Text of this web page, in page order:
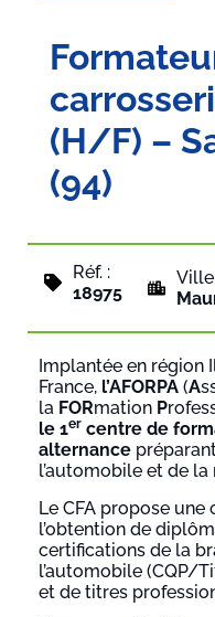
(H/F) –
(94)
Réf. :
18975
Ville
Implantée en région
France, l’AFORPA (A
la FORmation P
le 1er centre de
alternance
l’automobile et de
Le CFA propose
l’obtention de
certifications de la
l’automobile (CQP/
et de titres